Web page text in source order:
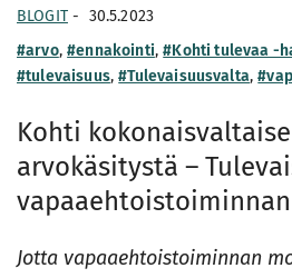
BLOGIT- 30.5.2023
#arvo,#ennakointi,#Kohti tulevaa -
#tulevaisuus,#Tulevaisuusvalta,
Kohti
arvokäsitystä –
Jotta vapaaehtoistoiminnan